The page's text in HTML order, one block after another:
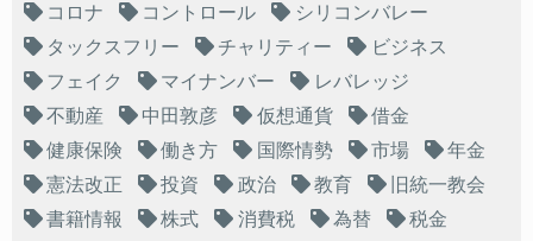
コロナ
コントロール
シリコンバレー
タックスフリー
チャリティー
ビジネス
フェイク
マイナンバー
レバレッジ
不動産
中田敦彦 仮想通貨
借金
健康保険
働き方 国際情勢 市場
年金
憲法改正
投資 政治 教育
旧統一教会
書籍情報
株式 消費税 為替
税金